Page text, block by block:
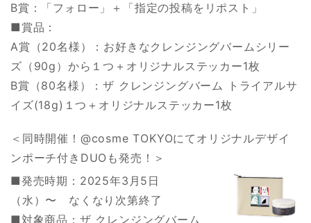
B賞：「フォロー」＋「指定の投稿をリポスト」
■賞品：
A賞（20名様）：お好きなクレンジングバームシリー
ズ（90g）から１つ＋オリジナルステッカー1枚
B賞（80名様）：ザ クレンジングバーム トライアルサ
イズ(18g)１つ＋オリジナルステッカー1枚
＜同時開催！@cosme TOKYOにてオリジナルデザイ
ンポーチ付きDUOも発売！＞
■発売時期：2025年3月5日
（水）〜 なくなり次第終了
■対象商品：ザ クレンジングバーム